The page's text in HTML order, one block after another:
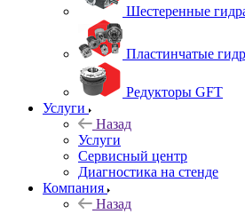
Шестеренные
Пластинчатые
Редукторы GFT
Услуги
Назад
Услуги
Сервисный центр
Диагностика на стенде
Компания
Назад